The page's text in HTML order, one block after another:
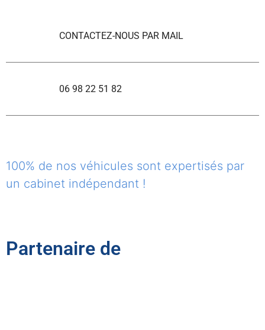
CONTACTEZ-NOUS PAR MAIL
06 98 22 51 82
100% de nos véhicules sont expertisés par
un cabinet indépendant !
Partenaire de